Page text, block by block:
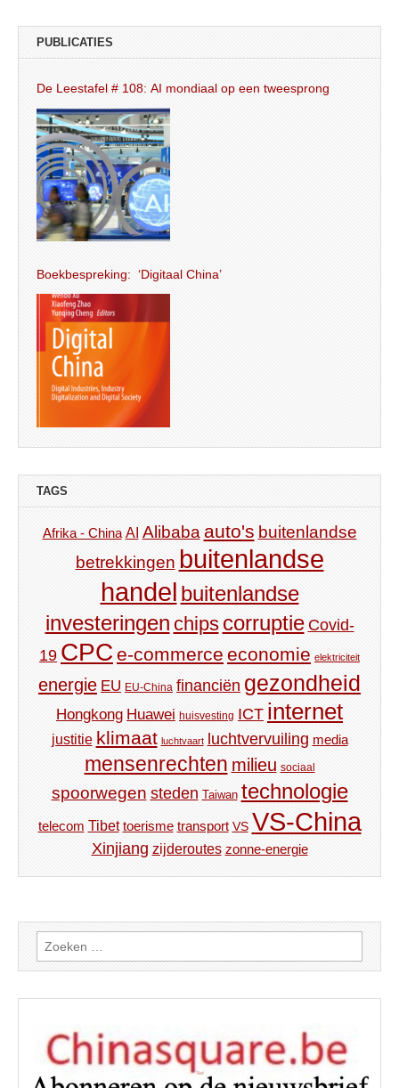
PUBLICATIES
De Leestafel # 108: AI mondiaal op een tweesprong
Boekbespreking: ‘Digitaal China’
TAGS
Afrika - China AI Alibaba auto's buitenlandse
betrekkingen buitenlandse
handel buitenlandse
investeringen chips corruptie Covid-
19 CPC e-commerce economie elektriciteit
energie EU EU-China financiën gezondheid
Hongkong Huawei huisvesting ICT internet
justitie klimaat luchtvaart luchtvervuiling media
mensenrechten milieu sociaal
spoorwegen steden Taiwan technologie
telecom Tibet toerisme transport VS VS-China
Xinjiang zijderoutes zonne-energie
Zoeken
naar: